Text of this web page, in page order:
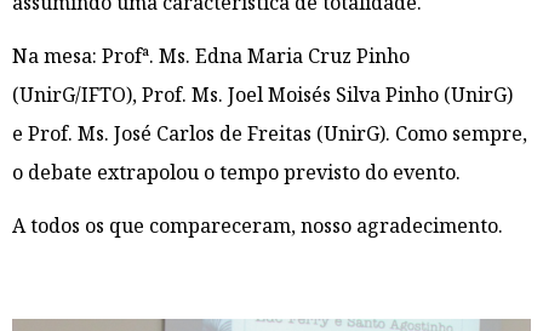
Na mesa: Profª. Ms. Edna Maria Cruz Pinho
(UnirG/IFTO), Prof. Ms. Joel Moisés Silva Pinho (UnirG)
e Prof. Ms. José Carlos de Freitas (UnirG). Como sempre,
o debate extrapolou o tempo previsto do evento.
A todos os que compareceram, nosso agradecimento.